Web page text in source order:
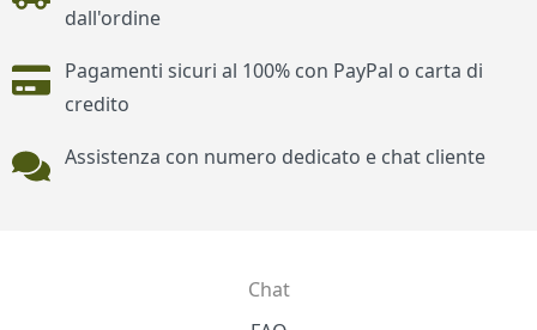
dall'ordine
Pagamenti sicuri al 100% con PayPal o carta di
credito
Assistenza con numero dedicato e chat cliente
Chat